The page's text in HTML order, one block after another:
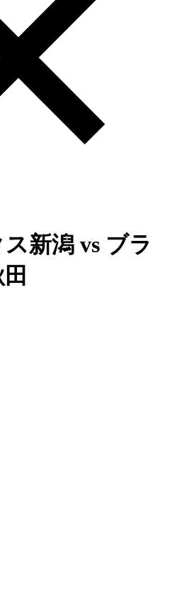
新潟 vs ブラ